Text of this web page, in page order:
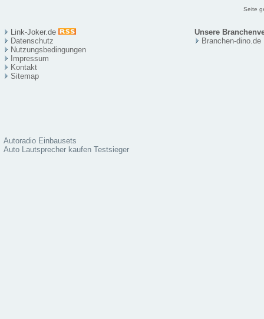
Seite
Link-Joker.de
Unsere
Datenschutz
Nutzungsbedingungen
Impressum
Kontakt
Sitemap
Branchen-dino.de
Autoradio Einbausets
Auto Lautsprecher kaufen Testsieger